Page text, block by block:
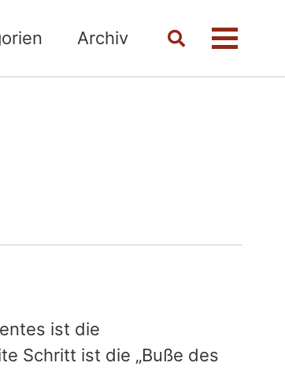
Archiv
ToggleMenü
ist die
Schritt ist die „Buße des